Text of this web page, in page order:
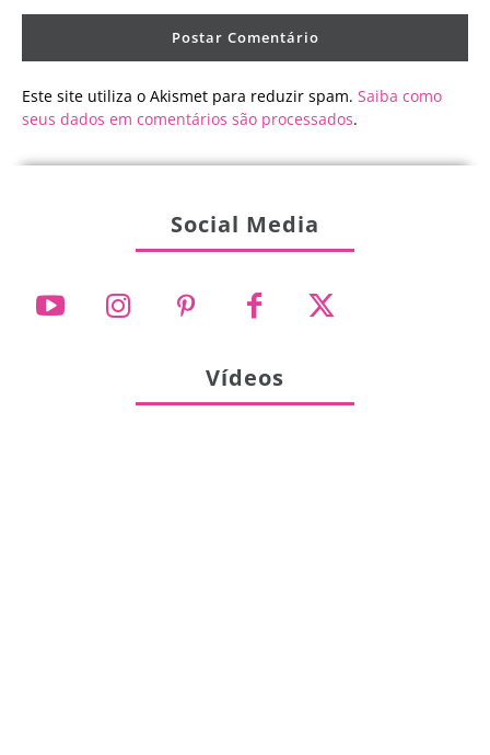
Este site utiliza o Akismet para reduzir spam. Saiba como
seus dados em comentários são processados.
Social Media
Vídeos